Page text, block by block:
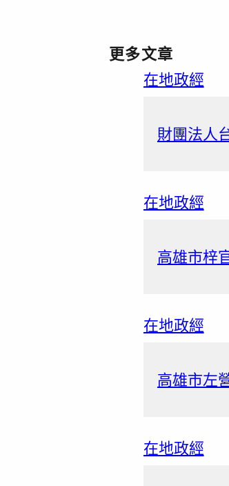
更多文章
在地政經
財團法人
在地政經
高雄市梓
在地政經
高雄市左
在地政經